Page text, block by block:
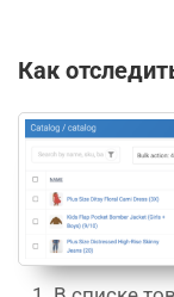
Как